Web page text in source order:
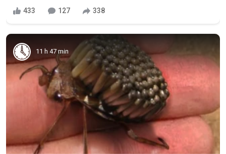
433 127 338
11 h 47 min